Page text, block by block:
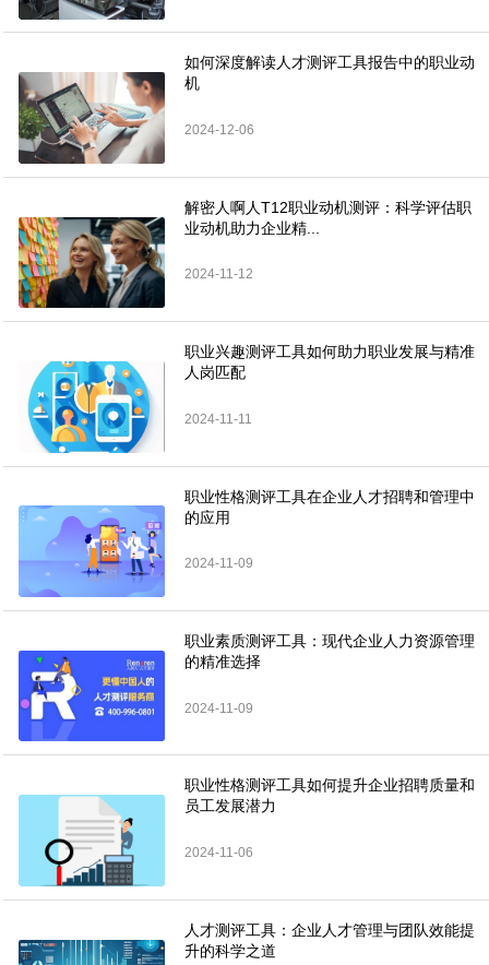
如何深度解读人才测评工具报告中的职业动
机
2024-12-06
解密人啊人T12职业动机测评：科学评估职
业动机助力企业精...
2024-11-12
职业兴趣测评工具如何助力职业发展与精准
人岗匹配
2024-11-11
职业性格测评工具在企业人才招聘和管理中
的应用
2024-11-09
职业素质测评工具：现代企业人力资源管理
的精准选择
2024-11-09
职业性格测评工具如何提升企业招聘质量和
员工发展潜力
2024-11-06
人才测评工具：企业人才管理与团队效能提
升的科学之道